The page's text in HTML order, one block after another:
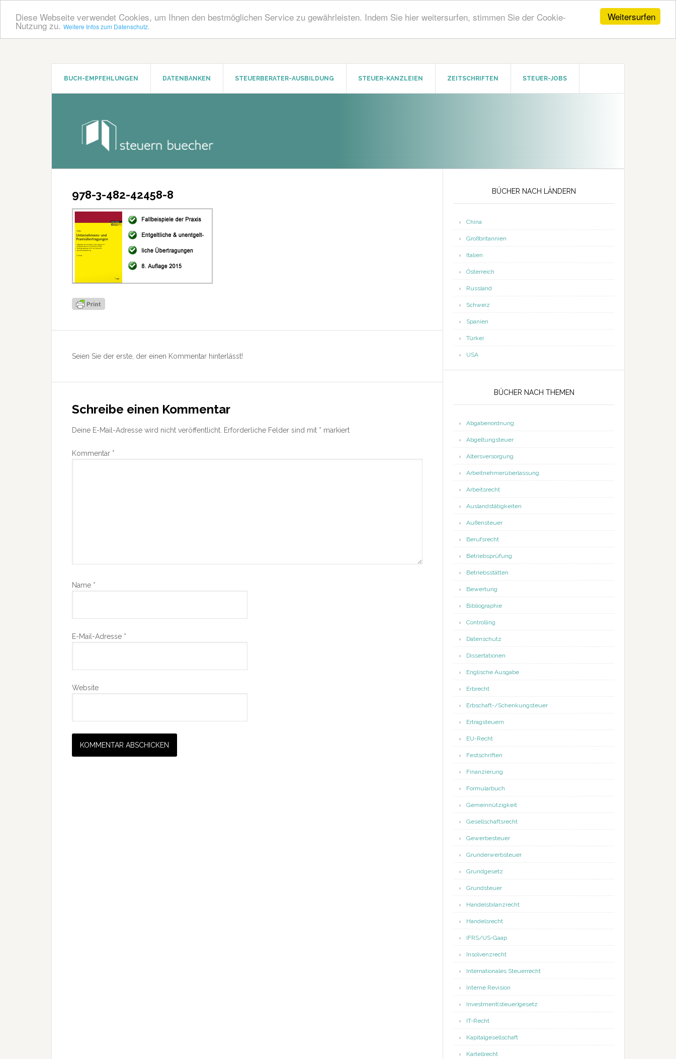
Weitersurfen
Diese Webseite verwendet Cookies, um Ihnen den bestmöglichen Service zu gewährleisten. Indem Sie hier weitersurfen, stimmen Sie der Cookie-
Nutzung zu. Weitere Infos zum Datenschutz.
Zum
Zur
BUCH-EMPFEHLUNGEN DATENBANKEN STEUERBERATER-AUSBILDUNG STEUER-KANZLEIEN ZEITSCHRIFTEN STEUER-JOBS
978-3-482-42458-8
Interaktionen
Seien Sie der erste, der einen Kommentar hinterlässt!
Schreibe einen Kommentar
Deine E-Mail-Adresse wird nicht veröffentlicht. Erforderliche Felder sind mit * markiert
Kommentar *
Name *
E-Mail-Adresse *
Website
BÜCHER NACH LÄNDERN
China
Großbritannien
Italien
Österreich
Russland
Schweiz
Spanien
Türkei
USA
BÜCHER NACH THEMEN
Abgabenordnung
Abgeltungsteuer
Altersversorgung
Arbeitnehmerüberlassung
Arbeitsrecht
Auslandstätigkeiten
Außensteuer
Berufsrecht
Betriebsprüfung
Betriebsstätten
Bewertung
Bibliographie
Controlling
Datenschutz
Dissertationen
Englische Ausgabe
Erbrecht
Erbschaft-/Schenkungsteuer
Ertragsteuern
EU-Recht
Festschriften
Finanzierung
Formularbuch
Gemeinnützigkeit
Gesellschaftsrecht
Gewerbesteuer
Grunderwerbsteuer
Grundgesetz
Grundsteuer
Handelsbilanzrecht
Handelsrecht
IFRS/US-Gaap
Insolvenzrecht
Internationales Steuerrecht
Interne Revision
Investment(steuer)gesetz
IT-Recht
Kapitalgesellschaft
Kartellrecht